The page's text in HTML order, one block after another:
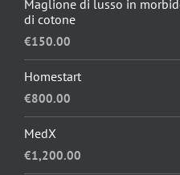
Maglione di lusso in
di cotone
€150.00
Homestart
€800.00
MedX
€1,200.00